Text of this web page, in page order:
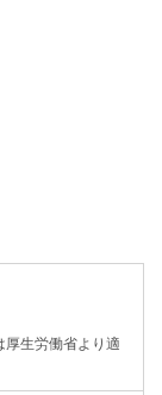
厚生労働省より適